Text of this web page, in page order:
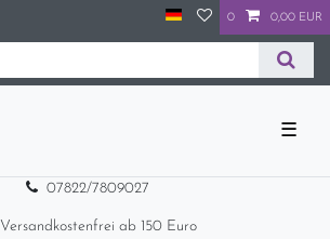
0 0,00 EUR
☰
07822/7809027
Versandkostenfrei ab 150 Euro